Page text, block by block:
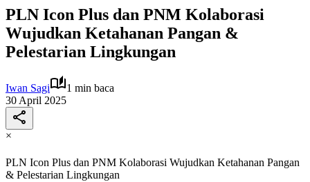
PLN Icon Plus dan PNM Kolaborasi
Wujudkan Ketahanan Pangan &
Pelestarian Lingkungan
Iwan Sagi
1 min baca
30 April 2025
×
PLN Icon Plus dan PNM Kolaborasi Wujudkan Ketahanan Pangan
& Pelestarian Lingkungan